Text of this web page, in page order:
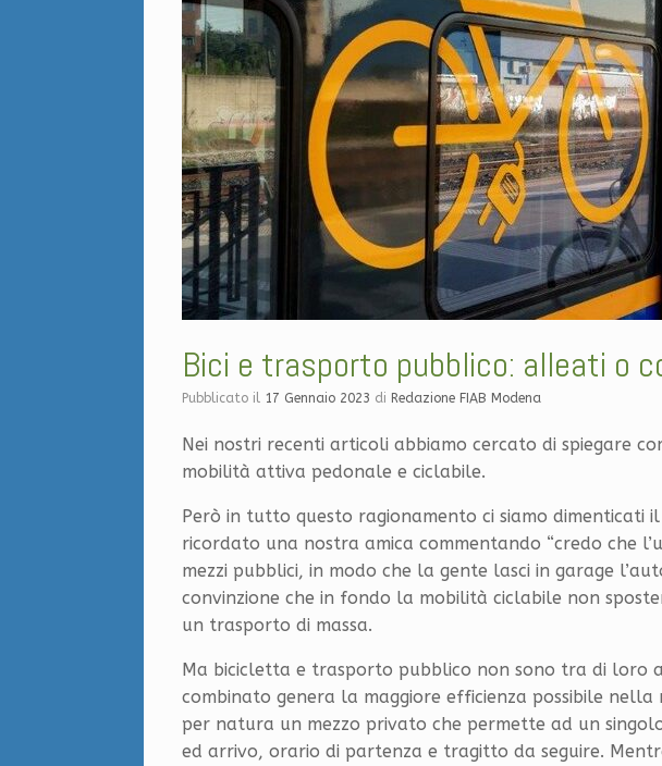
Bici e trasporto pubblico: alleati o
Pubblicato il 17 Gennaio 2023 di Redazione FIAB Modena
Nei nostri recenti articoli abbiamo cercato di spiegare
mobilità attiva pedonale e ciclabile.
Però in tutto questo ragionamento ci siamo dimenticati
ricordato una nostra amica commentando “credo che
mezzi pubblici, in modo che la gente lasci in garage
convinzione che in fondo la mobilità ciclabile non
un trasporto di massa.
Ma bicicletta e trasporto pubblico non sono tra di loro
combinato genera la maggiore efficienza possibile
per natura un mezzo privato che permette ad un
ed arrivo, orario di partenza e tragitto da seguire.